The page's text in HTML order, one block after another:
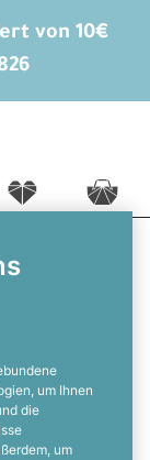
von 10€
um Ihnen
die
um
f c